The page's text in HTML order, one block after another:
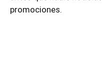
promociones.